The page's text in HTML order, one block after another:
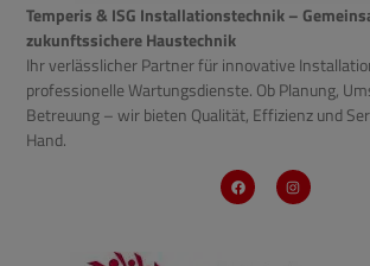
Temperis & ISG Installationstechnik –
zukunftssichere Haustechnik
Ihr verlässlicher Partner für innovative
professionelle Wartungsdienste. Ob Planung,
Betreuung – wir bieten Qualität, Effizienz und
Hand.